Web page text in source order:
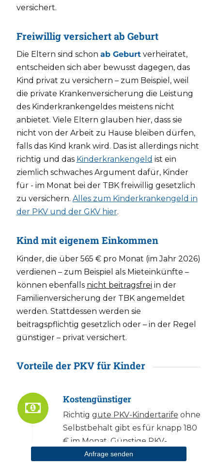
versichert.
Freiwillig versichert ab Geburt
Die Eltern sind schon ab Geburtverheiratet,
entscheiden sich aber bewusst dagegen, das
Kind privat zu versichern – zum Beispiel, weil
die private Krankenversicherung die Leistung
des Kinderkrankengeldes meistens nicht
anbietet. Viele Eltern glauben hier, dass sie
nicht von der Arbeit zu Hause bleiben dürfen,
falls das Kind krank wird. Das ist allerdings nicht
richtig und das Kinderkrankengeld ist ein
ziemlich schwaches Argument dafür, Kinder
für - im Monat bei der TBK freiwillig gesetzlich
zu versichern. Alles zum Kinderkrankengeld in
der PKV und der GKV hier.
Kind mit eigenem Einkommen
Kinder, die über 565 € pro Monat (im Jahr 2026)
verdienen – zum Beispiel als Mieteinkünfte –
können ebenfalls nicht beitragsfrei in der
Familienversicherung der TBK angemeldet
werden. Stattdessen werden sie
beitragspflichtig gesetzlich oder – in der Regel
günstiger – privat versichert.
Vorteile der PKV für Kinder
Kostengünstiger
Richtig gute PKV-Kindertarife ohne
Selbstbehalt gibt es für knapp 180
€ im Monat. Günstige PKV-
Kindertarife gibt es schon um die
Anfrage senden